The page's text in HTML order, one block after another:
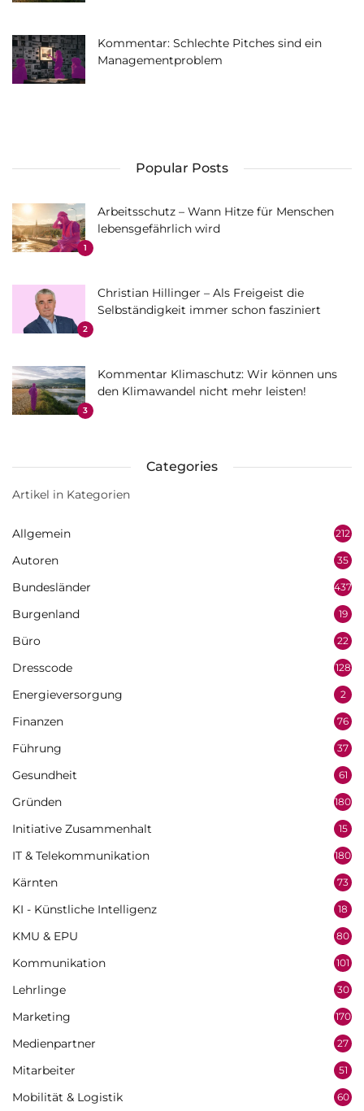
Kommentar: Schlechte Pitches sind ein
Managementproblem
Popular Posts
1
Arbeitsschutz – Wann Hitze für Menschen
lebensgefährlich wird
2
Christian Hillinger – Als Freigeist die
Selbständigkeit immer schon fasziniert
3
Kommentar Klimaschutz: Wir können uns
den Klimawandel nicht mehr leisten!
Categories
Artikel in Kategorien
Allgemein 212
Autoren 35
Bundesländer 437
Burgenland 19
Büro 22
Dresscode 128
Energieversorgung 2
Finanzen 76
Führung 37
Gesundheit 61
Gründen 180
Initiative Zusammenhalt 15
IT & Telekommunikation 180
Kärnten 73
KI - Künstliche Intelligenz 18
KMU & EPU 80
Kommunikation 101
Lehrlinge 30
Marketing 170
Medienpartner 27
Mitarbeiter 51
Mobilität & Logistik 60